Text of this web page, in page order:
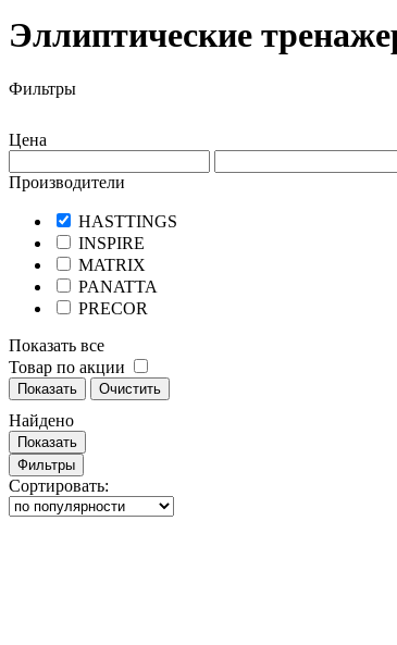
Эллиптические
Фильтры
Цена
Производители
HASTTINGS
INSPIRE
MATRIX
PANATTA
PRECOR
Показать все
Товар по акции
Показать Очистить
Найдено
Показать
Фильтры
Сортировать: